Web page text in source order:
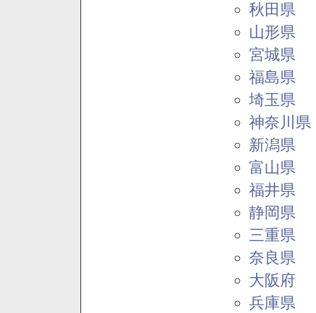
秋田県
山形県
宮城県
福島県
埼玉県
神奈川県
新潟県
富山県
福井県
静岡県
三重県
奈良県
大阪府
兵庫県